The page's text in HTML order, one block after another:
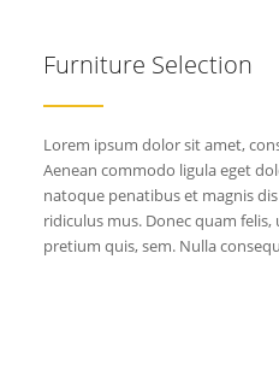
Furniture Selection
Lorem ipsum dolor sit amet,
Aenean commodo ligula eget
natoque penatibus et magnis
ridiculus mus. Donec quam
pretium quis, sem. Nulla